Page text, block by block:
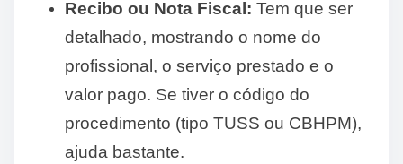
Recibo ou Nota Fiscal: Tem que ser
detalhado, mostrando o nome do
profissional, o serviço prestado e o
valor pago. Se tiver o código do
procedimento (tipo TUSS ou CBHPM),
ajuda bastante.